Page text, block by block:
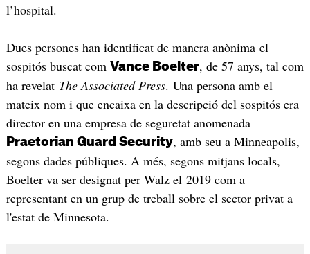
l’hospital.
Dues persones han identificat de manera anònima el
sospitós buscat com Vance Boelter, de 57 anys, tal com
ha revelat The Associated Press. Una persona amb el
mateix nom i que encaixa en la descripció del sospitós era
director en una empresa de seguretat anomenada
Praetorian Guard Security, amb seu a Minneapolis,
segons dades públiques. A més, segons mitjans locals,
Boelter va ser designat per Walz el 2019 com a
representant en un grup de treball sobre el sector privat a
l'estat de Minnesota.